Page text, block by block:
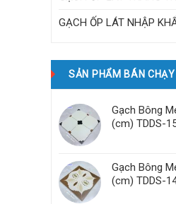
GẠCH ỐP LÁT NHẬP
SẢN PHẨM BÁN CHẠY
Gạch Bông
(cm) TDDS-
Gạch Bông
(cm) TDDS-